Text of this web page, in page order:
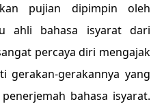
pujian dipimpin oleh
ahli bahasa isyarat dari
percaya diri mengajak
gerakan-gerakannya yang
bahasa isyarat.